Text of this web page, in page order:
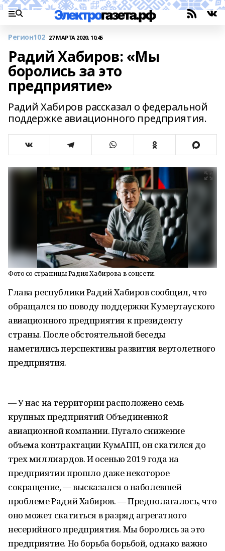
Регион102 27 МАРТА 2020, 10:45
Радий Хабиров: «Мы
боролись за это
предприятие»
Радий Хабиров рассказал о федеральной
поддержке авиационного предприятия.
Фото со страницы Радия Хабирова в соцсети.
Глава республики Радий Хабиров сообщил, что
обращался по поводу поддержки Кумертауского
авиационного предприятия к президенту
страны. После обстоятельной беседы
наметились перспективы развития вертолетного
предприятия.
— У нас на территории расположено семь
крупных предприятий Объединенной
авиационной компании. Пугало снижение
объема контрактации КумАПП, он скатился до
трех миллиардов. И осенью 2019 года на
предприятии прошло даже некоторое
сокращение, — высказался о наболевшей
проблеме Радий Хабиров. — Предполагалось, что
оно может скатиться в разряд агрегатного
несерийного предприятия. Мы боролись за это
предприятие. Но борьба борьбой, однако важно